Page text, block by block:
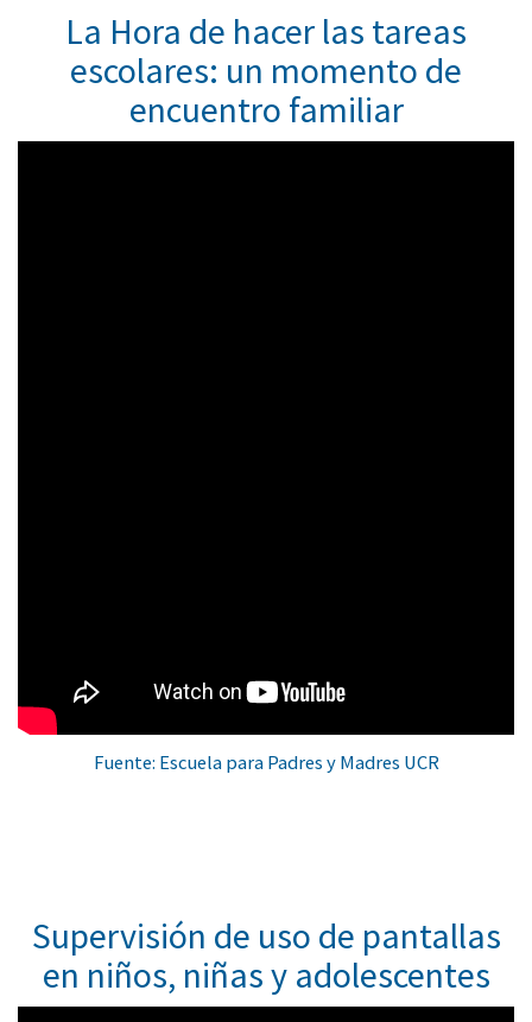
La Hora de hacer las tareas
escolares: un momento de
encuentro familiar
Fuente: Escuela para Padres y Madres UCR
Supervisión de uso de pantallas
en niños, niñas y adolescentes